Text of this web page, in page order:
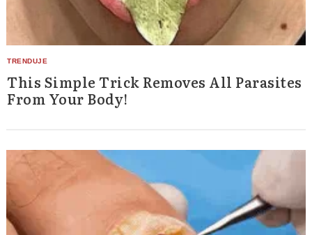
This Simple Trick Removes All Parasites
From Your Body!